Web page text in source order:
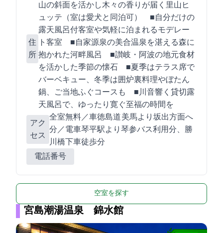
住
所
山の斜面を活かし木々の香りが届く里山ヒ
ュッテ（4室は愛犬と同泊可） ■自分だけの
露天風呂付客室や気軽に泊まれるモデレー
ト客室 ■自家源泉の美合温泉を湛える森に
抱かれた河畔風呂 ■讃岐・阿波の地元食材
を活かした季節の懐石 ■夏季はテラス席で
バーベキュー、冬季は囲炉裏料理やぼたん
鍋、ご当地ふぐコースも ■川音響く貸切露
天風呂で、ゆったり寛ぐ至福の時間を
アク
セス
全室Wi-Fi無料／車:徳島道 美馬ICより坂出方面へ15
分／電車:JR琴平駅より琴参バス利用35分、勝
川橋下車徒歩1分
電話番号
空室を探す
宮島潮湯温泉 錦水館